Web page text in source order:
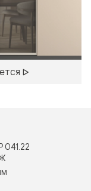
041.22